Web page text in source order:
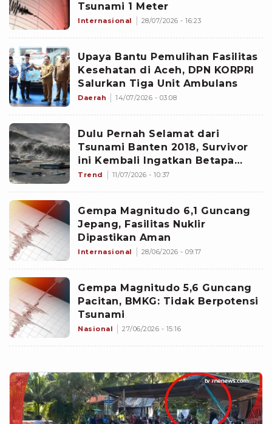
Tsunami 1 Meter
Internasional 28/07/2026 - 16:23
Upaya Bantu Pemulihan Fasilitas
Kesehatan di Aceh, DPN KORPRI
Salurkan Tiga Unit Ambulans
Daerah 14/07/2026 - 03:08
Dulu Pernah Selamat dari
Tsunami Banten 2018, Survivor
ini Kembali Ingatkan Betapa
Seramnya Gunung Anak Krakatau
Trend 11/07/2026 - 10:37
Gempa Magnitudo 6,1 Guncang
Jepang, Fasilitas Nuklir
Dipastikan Aman
Internasional 28/06/2026 - 09:17
Gempa Magnitudo 5,6 Guncang
Pacitan, BMKG: Tidak Berpotensi
Tsunami
Nasional 27/06/2026 - 15:16